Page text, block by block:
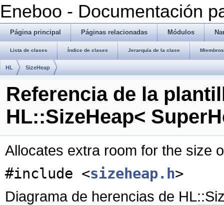
Eneboo - Documentación
Página principal Páginas relacionadas Módulos
Lista de clases Índice de clases Jerarquía de la clase
HL SizeHeap
Referencia de la
HL::SizeHeap<
Allocates extra room for the size
#include <sizeheap.h>
Diagrama de herencias de